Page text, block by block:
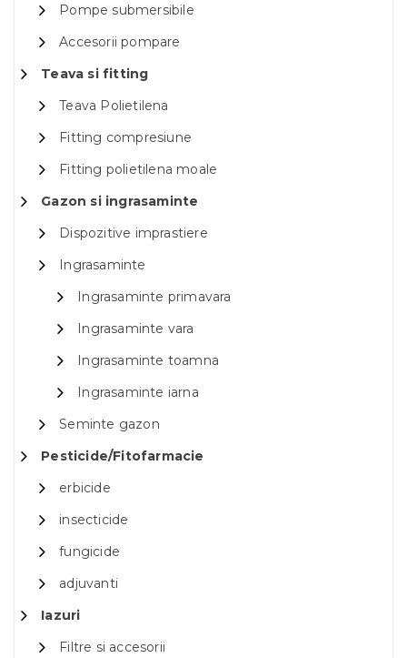
Pompe submersibile
Accesorii pompare
Teava si fitting
Teava Polietilena
Fitting compresiune
Fitting polietilena moale
Gazon si ingrasaminte
Dispozitive imprastiere
Ingrasaminte
Ingrasaminte primavara
Ingrasaminte vara
Ingrasaminte toamna
Ingrasaminte iarna
Seminte gazon
Pesticide/Fitofarmacie
erbicide
insecticide
fungicide
adjuvanti
Iazuri
Filtre si accesorii